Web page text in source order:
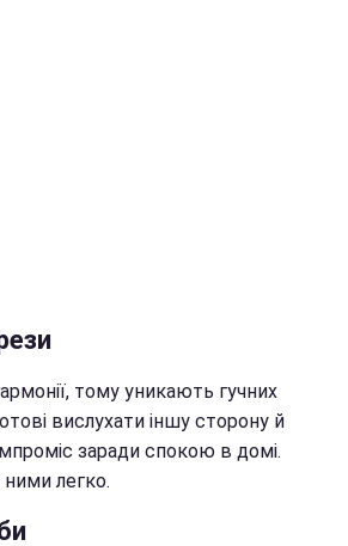
тому уникають гучних
вислухати іншу сторону й
заради спокою в домі.
легко.